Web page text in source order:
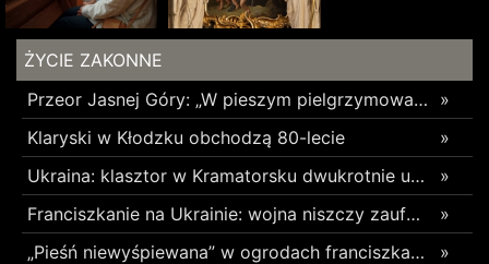
ŻYCIE ZAKONNE
»
Przeor Jasnej Góry: „W pieszym pielgrzymowaniu jest coś niezwykłego”
»
Klaryski w Kłodzku obchodzą 80-lecie
»
Ukraina: klasztor w Kramatorsku dwukrotnie uszkodzony w ciągu trzech tygodni
»
Franciszkanie na Ukrainie: wojna niszczy zaufanie
»
„Pieśń niewyśpiewana” w ogrodach franciszkańskich w Radomsku